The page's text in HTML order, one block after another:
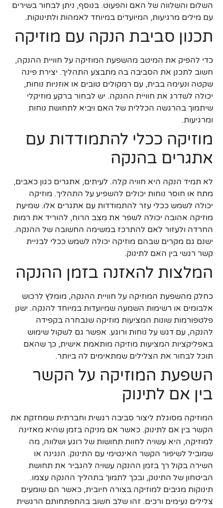
השלום והשלווה של האם והפעוט. בנוסף, ניתן לבחור בשירים
עם מילים מרגיעות, המיועדים במיוחד לאמהות ולתינוקות.
תכנון סביבת הנקה עם מוזיקה
כדי להפיק את המיטב מהשפעת המוזיקה על חוויית ההנקה,
חשוב לתכנן את הסביבה בה מתבצע התהליך. יצירת פינה
שקטה ונעימה בבית, עם רמקולים טובים או אוזניות נוחות,
יכולה לשדרג את חוויית ההנקה. יש לבחור ברקע מוזיקלי
שיתמוך בהרגשה הכללית של האם ויביא לתחושת נוחות
ומרגיעות.
מוזיקה ככלי להתמודדות עם
אתגרים בהנקה
לא תמיד הנקה היא חוויה קלה. לעיתים, אתגרים כגון כאבים,
מתח או חוסר נוחות יכולים להשפיע על התהליך. מוזיקה
יכולה לשמש ככלי עזר להתמודדות עם אתגרים אלו. שמיעת
מוזיקה אהובה יכולה לשפר את מצב הרוח, להוריד את רמות
החרדה ולעזור לאם להתרכז במשימה החשובה של ההנקה.
ישנם גם מקרים שבהם מוזיקה יכולה לשמש ככלי לבניית
קשר רגשי בין האם לתינוק.
המלצות להאזנה בזמן ההנקה
כחלק מהשפעת המוזיקה על חוויית ההנקה, מומלץ לרכוש
אלבומים או רשימות השמעה שמיועדות במיוחד להנקה. ישנן
פלטפורמות שונות המציעות מוזיקה שנבחרה בקפידה
להנקה, עם דגש על נוחות ורוגע. אפשר גם לשקול שימוש
באפליקציות המציעות מוזיקה מותאמת אישית, כך שהאם
תוכל לבחור את הצלילים שמתאימים לה ביותר.
השפעת המוזיקה על הקשר
בין אם לתינוק
המוזיקה מסוגלת ליצור סביבה רגשית וחברתית שמחזקת את
הקשר בין אם לתינוק. כאשר אם מניקה בזמן שהיא מאזינה
למוזיקה, היא עשויה לחוות תחושות של רוגע ושלווה, מה
שמוביל לשיפור הקשר האינטימי עם התינוק. הנגינה או
השירה בקול רך בזמן ההנקה עשויה להגביר את תחושת
הביטחון של התינוק, ובכך לתמוך בתהליך ההנקה עצמו.
תינוקות מגיבים למוזיקה בצורה חיובית, כאשר הם שומעים
צלילים נעימים ורכים. זהו שלב חשוב בהתפתחותם הרגשית